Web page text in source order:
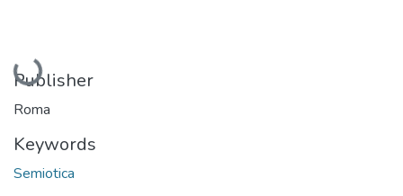
Loading...
Publisher
Roma
Keywords
Semiotica